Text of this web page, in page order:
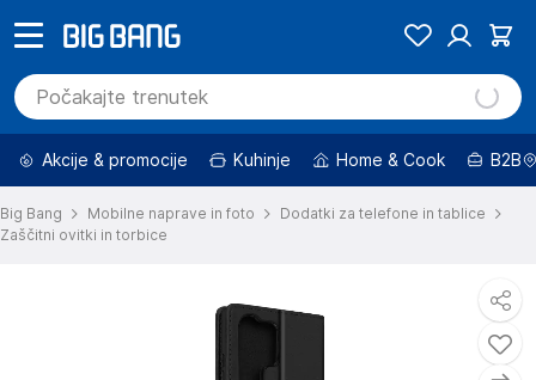
Akcije & promocije Kuhinje Home & Cook B2B
Big Bang Mobilne naprave in foto
Dodatki za telefone in tablice
Zaščitni ovitki in torbice